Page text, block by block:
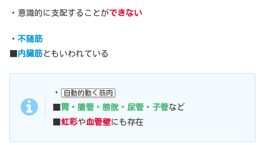
・意識的に支配することができない
・ 不随筋
内臓筋ともいわれている
・ 自動的動く筋肉
胃・腸管・膀胱・尿管・子管など
虹彩や血管壁にも存在